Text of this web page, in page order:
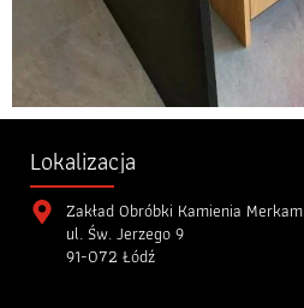
Lokalizacja
Zakład Obróbki Kamienia Merkam
ul. Św. Jerzego 9
91-072 Łódź